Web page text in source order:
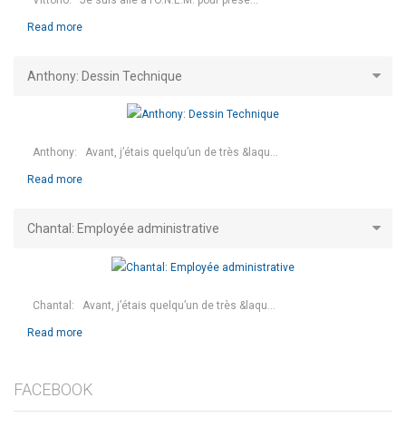
Read more
Anthony: Dessin Technique
Anthony: Avant, j’étais quelqu’un de très &laqu...
Read more
Chantal: Employée administrative
Chantal: Avant, j’étais quelqu’un de très &laqu...
Read more
FACEBOOK